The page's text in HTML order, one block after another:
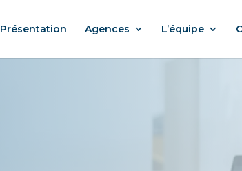
Présentation Agences L’équipe